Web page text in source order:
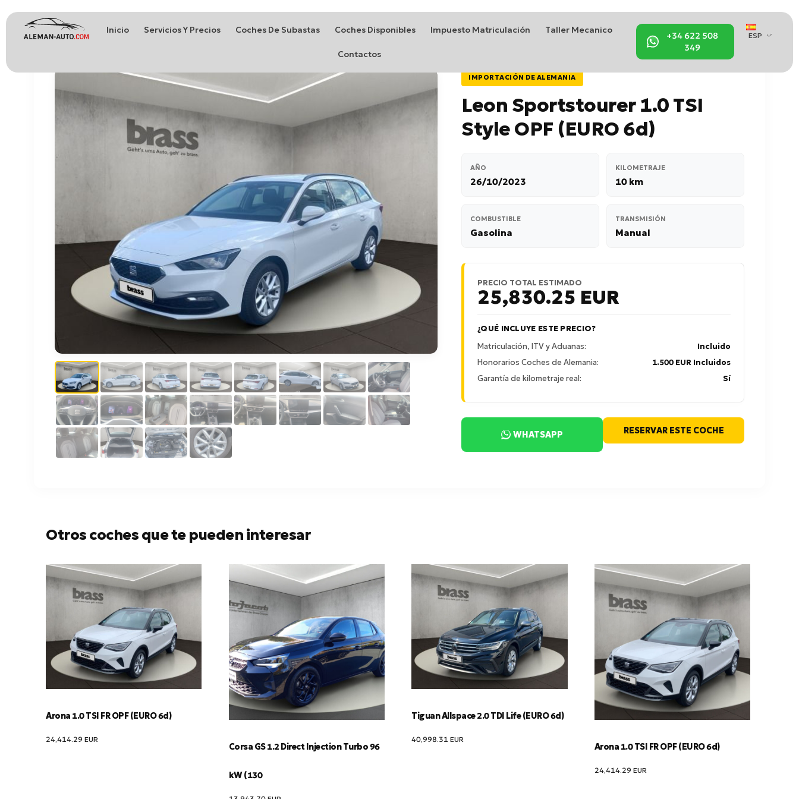
Inicio Servicios Y Precios Coches De Subastas Coches Disponibles Impuesto Matriculación Taller Mecanico
Contactos
+34 622 508
349
ESP
IMPORTACIÓN DE ALEMANIA
Leon Sportstourer 1.0 TSI
Style OPF (EURO 6d)
AÑO
26/10/2023
KILOMETRAJE
10 km
COMBUSTIBLE
Gasolina
TRANSMISIÓN
Manual
PRECIO TOTAL ESTIMADO
25,830.25 EUR
¿QUÉ INCLUYE ESTE PRECIO?
Matriculación, ITV y Aduanas:
Incluido
Honorarios Coches de Alemania:
1.500 EUR Incluidos
Garantía de kilometraje real:
Sí
WHATSAPP RESERVAR ESTE COCHE
Otros coches que te pueden interesar
Arona 1.0 TSI FR OPF (EURO 6d)
24,414.29 EUR
Corsa GS 1.2 Direct Injection Turbo 96
kW (130
Tiguan Allspace 2.0 TDI Life (EURO 6d)
40,998.31EUR
Arona 1.0 TSI FR OPF (EURO 6d)
24,414.29 EUR